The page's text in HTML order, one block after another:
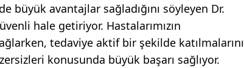
büyük avantajlar sağladığını söyleyen Dr.
hale getiriyor. Hastalarımızın
tedaviye aktif bir şekilde katılmalarını
konusunda büyük başarı sağlıyor.